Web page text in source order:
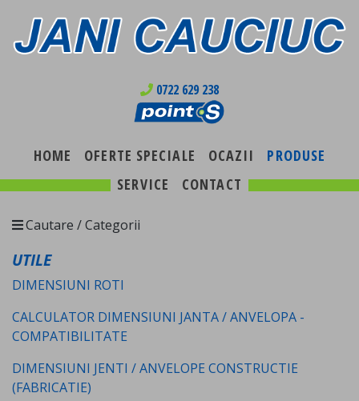
0722 629 238
HOME OFERTE SPECIALE OCAZII
PRODUSE
SERVICE
CONTACT
Cautare / Categorii
UTILE
DIMENSIUNI ROTI
CALCULATOR DIMENSIUNI JANTA / ANVELOPA -
COMPATIBILITATE
DIMENSIUNI JENTI / ANVELOPE CONSTRUCTIE
(FABRICATIE)